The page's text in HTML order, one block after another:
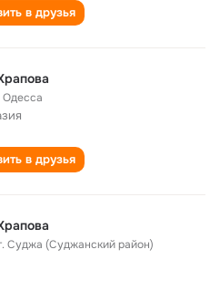
в друзья
Одесса
в друзья
Суджа (Суджанский район)